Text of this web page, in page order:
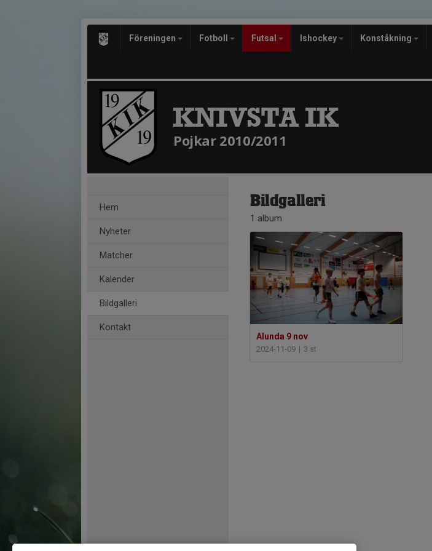
Föreningen Fotboll Futsal Ishockey Konståkning
KNIVSTA IK
Pojkar 2010/2011
Hem
Nyheter
Matcher
Kalender
Bildgalleri
Kontakt
Bildgalleri
1 album
Alunda 9 nov
2024-11-09 | 3 st